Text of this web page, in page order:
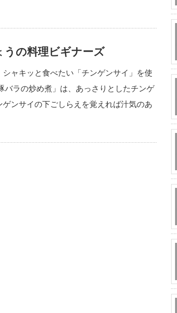
の料理ビギナーズ
ャキッと食べたい「チンゲンサイ」を使
バラの炒め煮」は、あっさりとしたチンゲ
ンサイの下ごしらえを覚えれば汁気のあ